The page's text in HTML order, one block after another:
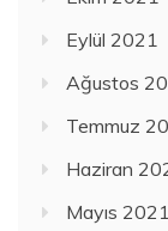
Eylül 2021
Ağustos
Temmuz
Haziran
Mayıs 2021